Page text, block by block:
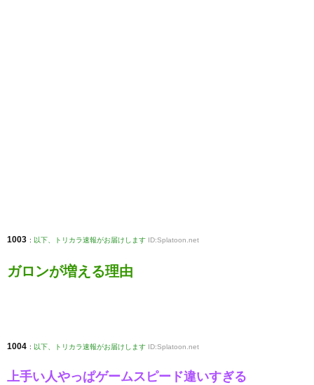
1003 : 以下、トリカラ速報がお届けします ID:Splatoon.net
ガロンが増える理由
1004 : 以下、トリカラ速報がお届けします ID:Splatoon.net
上手い人やっぱゲームスピード違いすぎる